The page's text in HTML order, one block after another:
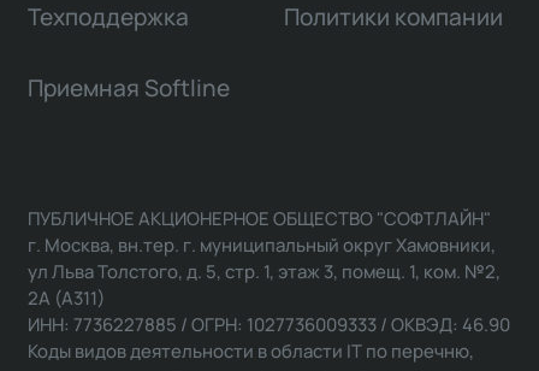
Техподдержка Политики компании
Приемная Softline
ПУБЛИЧНОЕ АКЦИОНЕРНОЕ ОБЩЕСТВО "СОФТЛАЙН"
г. Москва, вн.тер. г. муниципальный округ Хамовники,
ул Льва Толстого, д. 5, стр. 1, этаж 3, помещ. 1, ком. №2,
2А (А311)
ИНН: 7736227885 / ОГРН: 1027736009333 / ОКВЭД: 46.90
Коды видов деятельности в области IT по перечню,